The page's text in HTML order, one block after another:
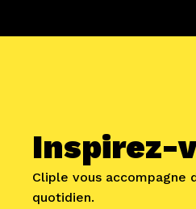
Inspirez-
Cliple vous accompagne
quotidien.